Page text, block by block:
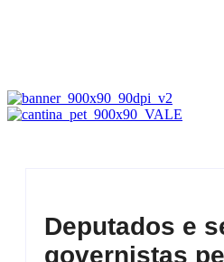
Deputados e
governistas